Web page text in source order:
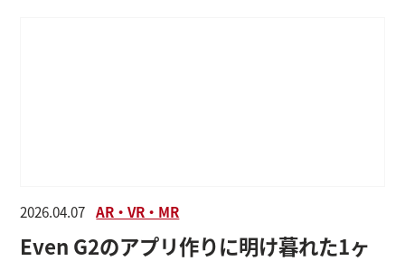
2026.04.07 AR・VR・MR
Even G2のアプリ作りに明け暮れた1ヶ